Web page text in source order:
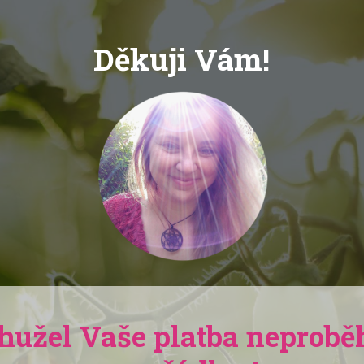
Děkuji Vám!
Vaše platba